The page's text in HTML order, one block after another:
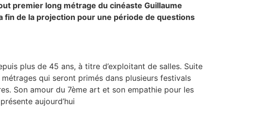
premier long métrage du cinéaste Guillaume
fin de la projection pour une période de questions
plus de 45 ans, à titre d’exploitant de salles. Suite
qui seront primés dans plusieurs festivals
Son amour du 7ème art et son empathie pour les
aujourd’hui